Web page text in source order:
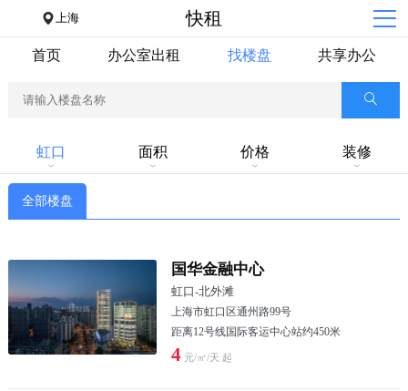
上海 快租
首页 办公室出租 找楼盘 共享办公
虹口 面积 价格 装修
全部楼盘
国华金融中心
虹口-北外滩
上海市虹口区通州路99号
距离12号线国际客运中心站约450米
4 元/㎡/天 起